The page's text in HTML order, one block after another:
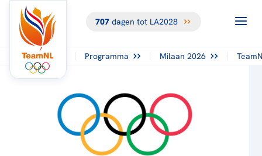
707dagen tot LA2028
Programma Milaan 2026